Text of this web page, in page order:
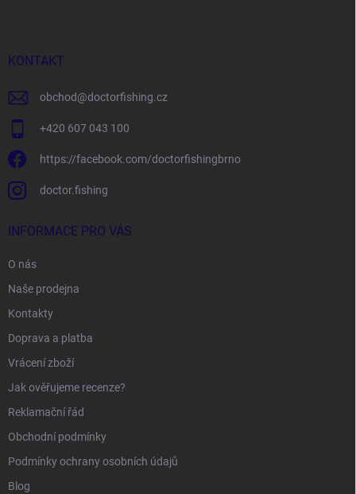
KONTAKT
obchod@doctorfishing.cz
+420 607 043 100
https://facebook.com/doctorfishingbrno
doctor.fishing
INFORMACE PRO VÁS
O nás
Naše prodejna
Kontakty
Doprava a platba
Vrácení zboží
Jak ověřujeme recenze?
Reklamační řád
Obchodní podmínky
Podmínky ochrany osobních údajů
Blog